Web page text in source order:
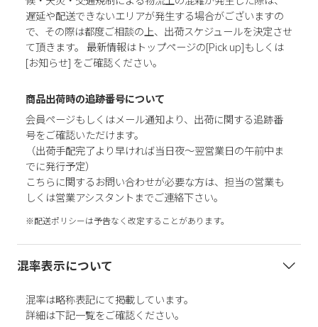
遅延や配送できないエリアが発生する場合がございますの
で、その際は都度ご相談の上、出荷スケジュールを決定させ
て頂きます。 最新情報はトップページの[Pick up]もしくは
[お知らせ] をご確認ください。
商品出荷時の追跡番号について
会員ページもしくはメール通知より、出荷に関する追跡番
号をご確認いただけます。
（出荷手配完了より早ければ当日夜～翌営業日の午前中ま
でに発行予定）
こちらに関するお問い合わせが必要な方は、担当の営業も
しくは営業アシスタントまでご連絡下さい。
※配送ポリシーは予告なく改定することがあります。
混率表示について
混率は略称表記にて掲載しています。
詳細は下記一覧をご確認ください。